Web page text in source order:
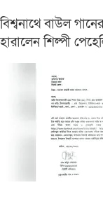
বিশ্বনাথে বাউল
হারালেন শিল্পী